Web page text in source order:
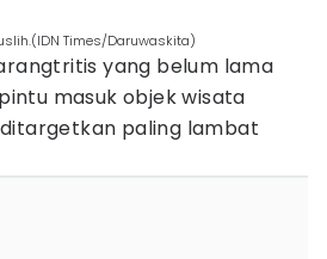
Times/Daruwaskita)
yang belum lama
masuk objek wisata
paling lambat